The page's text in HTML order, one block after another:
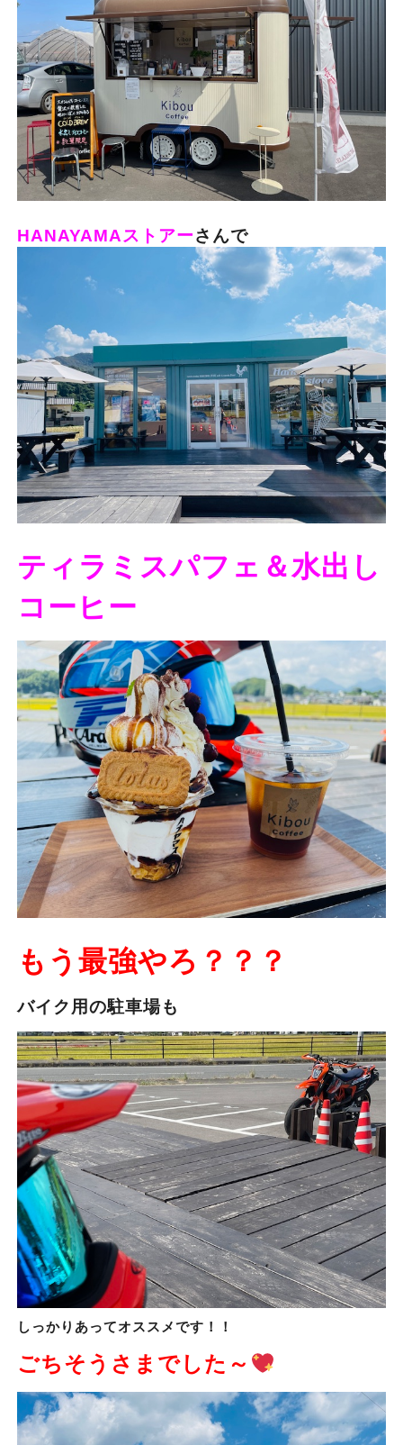
HANAYAMAストアーさんで
ティラミスパフェ＆水出し
コーヒー
もう最強やろ？？？
バイク用の駐車場も
しっかりあってオススメです！！
ごちそうさまでした～